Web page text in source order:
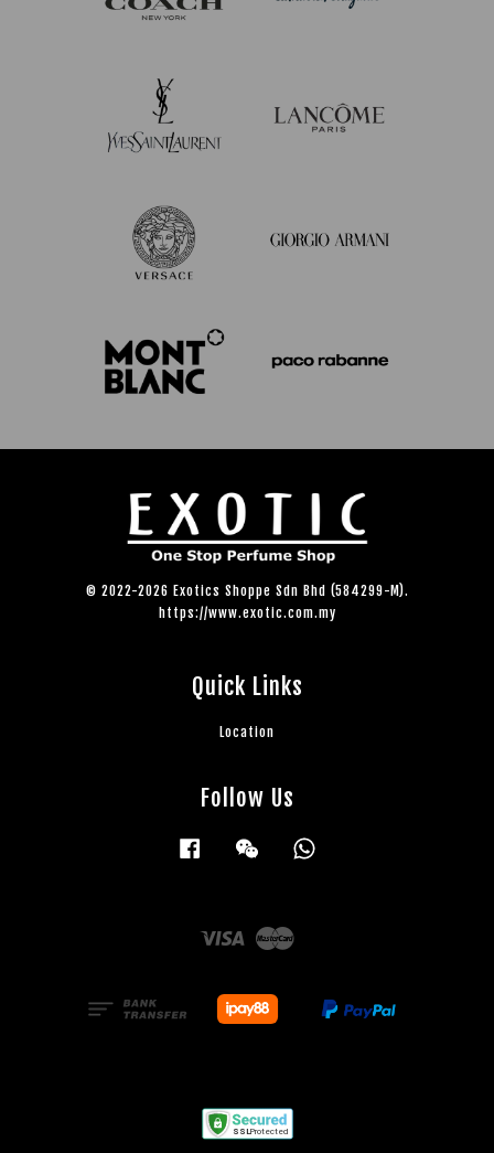
© 2022-2026 Exotics Shoppe Sdn Bhd (584299-M).
https://www.exotic.com.my
Quick Links
Location
Follow Us
Facebook Wechat
Visa